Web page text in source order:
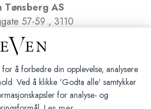
Tønsberg AS
57-59 , 3110
Tønsberg
991091580
å forbedre din opplevelse, analysere
Ved å klikke 'Godta alle' samtykker
for analyse- og